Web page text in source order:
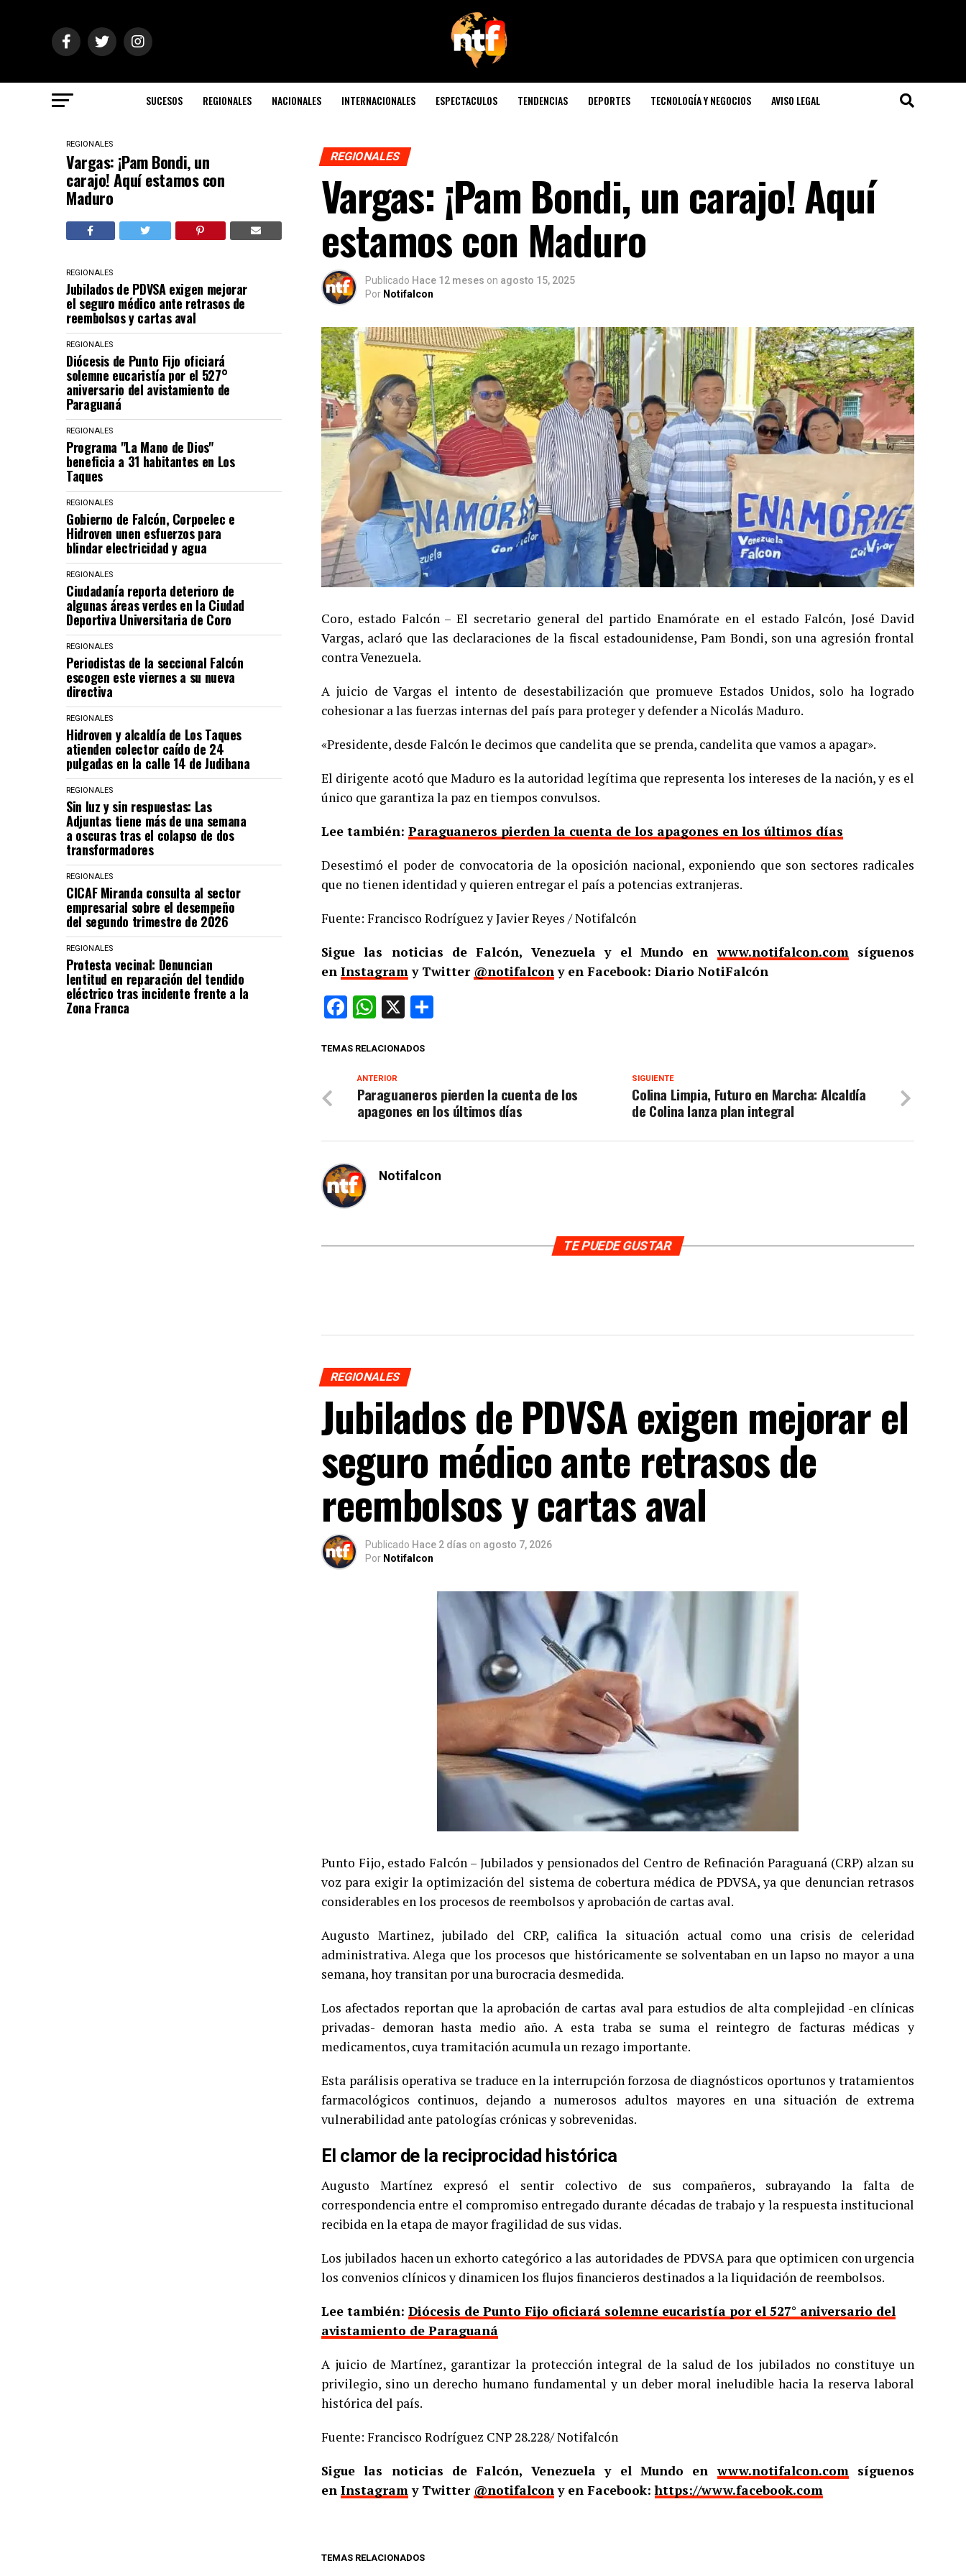
SUCESOS REGIONALES NACIONALES INTERNACIONALES ESPECTACULOS TENDENCIAS DEPORTES TECNOLOGÍA Y NEGOCIOS AVISO LEGAL
REGIONALES
Vargas: ¡Pam Bondi, un
carajo! Aquí estamos con
Maduro
REGIONALES
Jubilados de PDVSA exigen mejorar
el seguro médico ante retrasos de
reembolsos y cartas aval
REGIONALES
Diócesis de Punto Fijo oficiará
solemne eucaristía por el 527°
aniversario del avistamiento de
Paraguaná
REGIONALES
Programa "La Mano de Dios"
beneficia a 31 habitantes en Los
Taques
REGIONALES
Gobierno de Falcón, Corpoelec e
Hidroven unen esfuerzos para
blindar electricidad y agua
REGIONALES
Ciudadanía reporta deterioro de
algunas áreas verdes en la Ciudad
Deportiva Universitaria de Coro
REGIONALES
Periodistas de la seccional Falcón
escogen este viernes a su nueva
directiva
REGIONALES
Hidroven y alcaldía de Los Taques
atienden colector caído de 24
pulgadas en la calle 14 de Judibana
REGIONALES
Sin luz y sin respuestas: Las
Adjuntas tiene más de una semana
a oscuras tras el colapso de dos
transformadores
REGIONALES
CICAF Miranda consulta al sector
empresarial sobre el desempeño
del segundo trimestre de 2026
REGIONALES
Protesta vecinal: Denuncian
lentitud en reparación del tendido
eléctrico tras incidente frente a la
Zona Franca
REGIONALES
Vargas: ¡Pam Bondi, un carajo! Aquí
estamos con Maduro
Publicado Hace 12 meses on agosto 15, 2025
Por Notifalcon
Coro, estado Falcón – El secretario general del partido Enamórate en el estado Falcón, José David
Vargas, aclaró que las declaraciones de la fiscal estadounidense, Pam Bondi, son una agresión frontal
contra Venezuela.
A juicio de Vargas el intento de desestabilización que promueve Estados Unidos, solo ha logrado
cohesionar a las fuerzas internas del país para proteger y defender a Nicolás Maduro.
«Presidente, desde Falcón le decimos que candelita que se prenda, candelita que vamos a apagar».
El dirigente acotó que Maduro es la autoridad legítima que representa los intereses de la nación, y es el
único que garantiza la paz en tiempos convulsos.
Lee también: Paraguaneros pierden la cuenta de los apagones en los últimos días
Desestimó el poder de convocatoria de la oposición nacional, exponiendo que son sectores radicales
que no tienen identidad y quieren entregar el país a potencias extranjeras.
Fuente: Francisco Rodríguez y Javier Reyes / Notifalcón
Sigue las noticias de Falcón, Venezuela y el Mundo enwww.notifalcon.comsíguenos
en Instagramy Twitter @notifalcony en Facebook: Diario NotiFalcón
Facebook
WhatsApp
X
TEMAS RELACIONADOS
SIGUIENTE
Colina Limpia, Futuro en Marcha: Alcaldía
de Colina lanza plan integral
ANTERIOR
Paraguaneros pierden la cuenta de los
apagones en los últimos días
Notifalcon
TE PUEDE GUSTAR
REGIONALES
Jubilados de PDVSA exigen mejorar el
seguro médico ante retrasos de
reembolsos y cartas aval
Publicado Hace 2 días on agosto 7, 2026
Por Notifalcon
Punto Fijo, estado Falcón – Jubilados y pensionados del Centro de Refinación Paraguaná (CRP) alzan su
voz para exigir la optimización del sistema de cobertura médica de PDVSA, ya que denuncian retrasos
considerables en los procesos de reembolsos y aprobación de cartas aval.
Augusto Martinez, jubilado del CRP, califica la situación actual como una crisis de celeridad
administrativa. Alega que los procesos que históricamente se solventaban en un lapso no mayor a una
semana, hoy transitan por una burocracia desmedida.
Los afectados reportan que la aprobación de cartas aval para estudios de alta complejidad -en clínicas
privadas- demoran hasta medio año. A esta traba se suma el reintegro de facturas médicas y
medicamentos, cuya tramitación acumula un rezago importante.
Esta parálisis operativa se traduce en la interrupción forzosa de diagnósticos oportunos y tratamientos
farmacológicos continuos, dejando a numerosos adultos mayores en una situación de extrema
vulnerabilidad ante patologías crónicas y sobrevenidas.
El clamor de la reciprocidad histórica
Augusto Martínez expresó el sentir colectivo de sus compañeros, subrayando la falta de
correspondencia entre el compromiso entregado durante décadas de trabajo y la respuesta institucional
recibida en la etapa de mayor fragilidad de sus vidas.
Los jubilados hacen un exhorto categórico a las autoridades de PDVSA para que optimicen con urgencia
los convenios clínicos y dinamicen los flujos financieros destinados a la liquidación de reembolsos.
Lee también: Diócesis de Punto Fijo oficiará solemne eucaristía por el 527° aniversario del
avistamiento de Paraguaná
A juicio de Martínez, garantizar la protección integral de la salud de los jubilados no constituye un
privilegio, sino un derecho humano fundamental y un deber moral ineludible hacia la reserva laboral
histórica del país.
Fuente: Francisco Rodríguez CNP 28.228/ Notifalcón
Sigue las noticias de Falcón, Venezuela y el Mundo enwww.notifalcon.comsíguenos
en Instagramy Twitter @notifalcony en Facebook:https://www.facebook.com
TEMAS RELACIONADOS